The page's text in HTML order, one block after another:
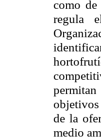
como de
regula
de la
medio